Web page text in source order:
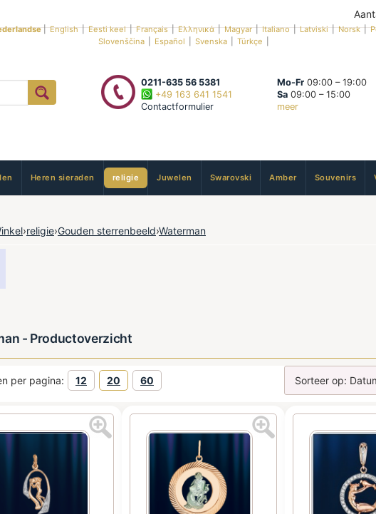
|English|Eesti keel|Français|Ελληνικά|Magyar|Italiano|Latviski|Norsk|
Slovenščina
Español Svenska Türkçe
0211-635 56 5381
+49 163 641 1541
Contactformulier
Mo-Fr 09:00 – 19:00
Sa 09:00 – 15:00
meer
Heren sieraden religie Juwelen Swarovski Amber Souvenirs
›religie›Gouden sterrenbeeld›Waterman
- Productoverzicht
per pagina: 12 20 60